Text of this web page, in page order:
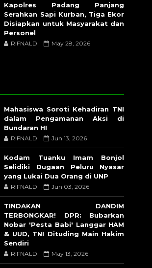
Kapolres Padang Panjang
Serahkan Sapi Kurban, Tiga Ekor
Disiapkan untuk Masyarakat dan
Personel
RIFNALDI May 28, 2026
Mahasiswa Soroti Kehadiran TNI
dalam Pengamanan Aksi di
Bundaran HI
RIFNALDI Jun 13, 2026
Kodam Tuanku Imam Bonjol
Selidiki Dugaan Peluru Nyasar
yang Lukai Dua Orang di UNP
RIFNALDI Jun 03, 2026
TINDAKAN DANDIM
TERBONGKAR! DPR: Bubarkan
Nobar 'Pesta Babi' Langgar HAM
& UUD, TNI Dituding Main Hakim
Sendiri
RIFNALDI May 13, 2026